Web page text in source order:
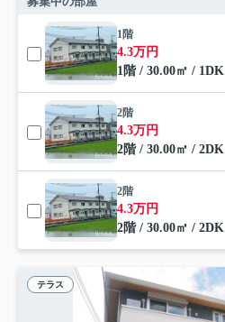
1階
4.3万円
1階 / 30.00㎡ / 1DK
2階
4.3万円
2階 / 30.00㎡ / 2DK
2階
4.3万円
2階 / 30.00㎡ / 2DK
テラス